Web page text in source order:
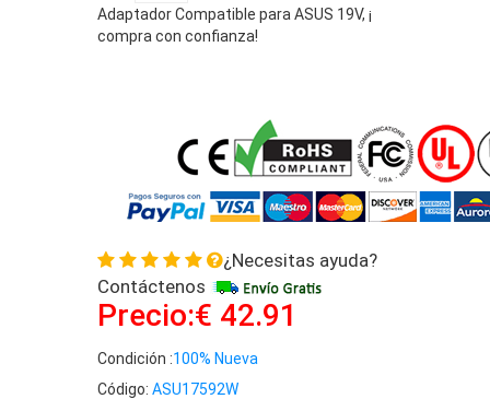
Adaptador Compatible para ASUS 19V, ¡
compra con confianza!
¿Necesitas ayuda?
Contáctenos
Precio:€ 42.91
Condición :100% Nueva
Código: ASU17592W